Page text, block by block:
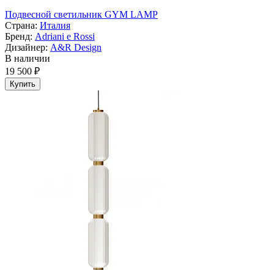
Подвесной светильник GYM LAMP
Страна: Италия
Бренд: Adriani e Rossi
Дизайнер: A&R Design
В наличии
19 500 ₽
Купить